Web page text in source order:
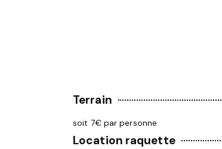
Terrain
soit 7€ par personne
Location raquette